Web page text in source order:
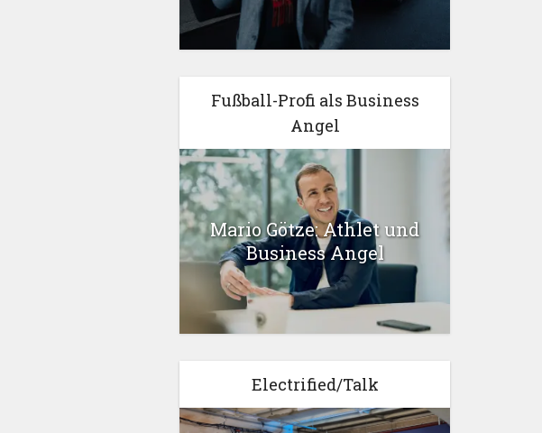
Fußball-Profi als Business
Angel
Mario Götze: Athlet und
Business Angel
Electrified/Talk